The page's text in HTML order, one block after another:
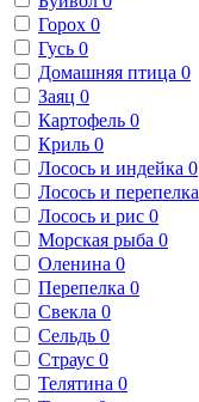
Горох 0
Гусь 0
Домашняя птица 0
Заяц 0
Картофель 0
Криль 0
Лосось и индейка 0
Лосось и перепелка
Лосось и рис 0
Морская рыба 0
Оленина 0
Перепелка 0
Свекла 0
Сельдь 0
Страус 0
Телятина 0